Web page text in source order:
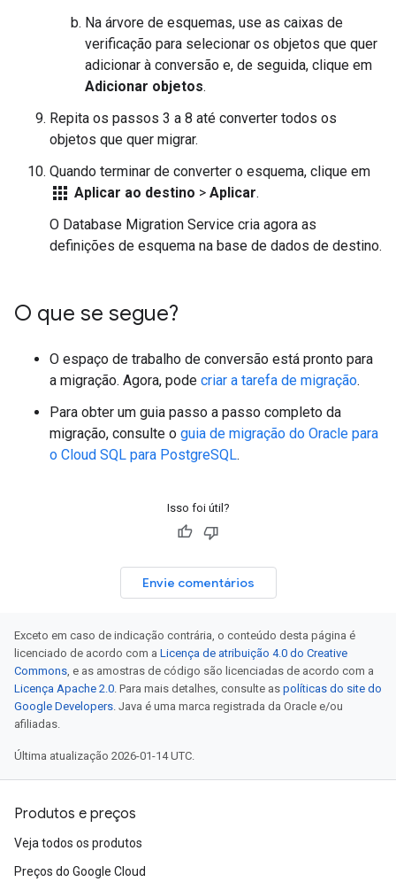
Na árvore de esquemas, use as caixas de
verificação para selecionar os objetos que quer
adicionar à conversão e, de seguida, clique em
Adicionar objetos.
Repita os passos 3 a 8 até converter todos os
objetos que quer migrar.
Quando terminar de converter o esquema, clique em
apps Aplicar ao destino > Aplicar.
O Database Migration Service cria agora as
definições de esquema na base de dados de destino.
O que se segue?
O espaço de trabalho de conversão está pronto para
a migração. Agora, pode criar a tarefa de migração.
Para obter um guia passo a passo completo da
migração, consulte o guia de migração do Oracle para
o Cloud SQL para PostgreSQL.
Isso foi útil?
Envie comentários
Exceto em caso de indicação contrária, o conteúdo desta página é
licenciado de acordo com a Licença de atribuição 4.0 do Creative
Commons, e as amostras de código são licenciadas de acordo com a
Licença Apache 2.0. Para mais detalhes, consulte as políticas do site do
Google Developers. Java é uma marca registrada da Oracle e/ou
afiliadas.
Última atualização 2026-01-14 UTC.
Produtos e preços
Veja todos os produtos
Preços do Google Cloud